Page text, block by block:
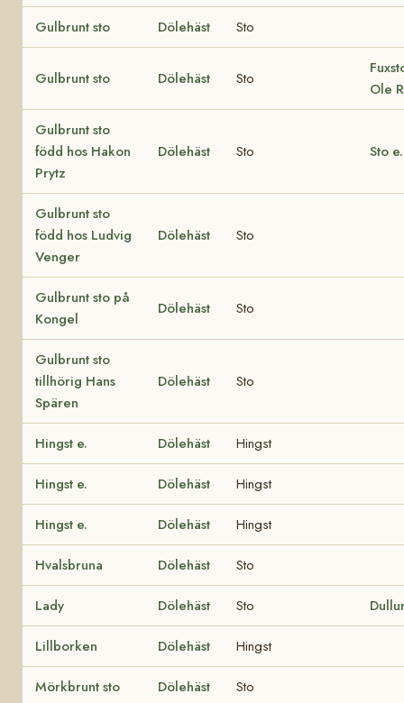
Gulbrunt sto Dölehäst Sto
Gulbrunt sto Dölehäst Sto
Ole
Gulbrunt sto
född hos Hakon
Prytz
Dölehäst Sto Sto e.
Gulbrunt sto
född hos Ludvig
Venger
Dölehäst Sto
Gulbrunt sto på
Kongel
Dölehäst Sto
Gulbrunt sto
tillhörig Hans
Spären
Dölehäst Sto
Hingst e. Dölehäst Hingst
Hingst e. Dölehäst Hingst
Hingst e. Dölehäst Hingst
Hvalsbruna Dölehäst Sto
Lady Dölehäst Sto
Lillborken Dölehäst Hingst
Mörkbrunt sto Dölehäst Sto